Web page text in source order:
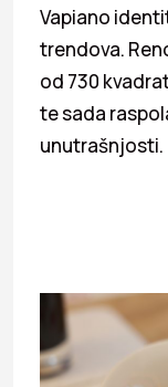
Vapiano
trendova.
od 730
te sada
unutrašnjosti.